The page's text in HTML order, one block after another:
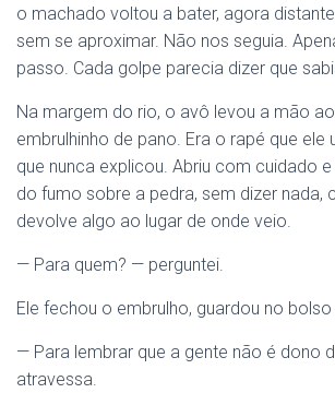
o machado voltou a bater, agora
sem se aproximar. Não nos seguia.
passo. Cada golpe parecia dizer que
Na margem do rio, o avô levou a mão
embrulhinho de pano. Era o rapé que ele
que nunca explicou. Abriu com cuidado
do fumo sobre a pedra, sem dizer nada,
devolve algo ao lugar de onde veio.
— Para quem? — perguntei.
Ele fechou o embrulho, guardou no
— Para lembrar que a gente não é dono
atravessa.